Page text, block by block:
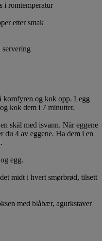
i romtemperatur
etter smak
komfyren og kok opp. Legg
kok dem i 7 minutter.
skål med isvann. Når eggene
du 4 av eggene. Ha dem i en
egg.
midt i hvert smørbrød, tilsett
med blåbær, agurkstaver